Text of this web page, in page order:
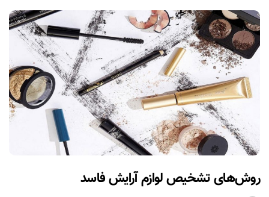
روش‌های تشخیص لوازم آرایش فاسد